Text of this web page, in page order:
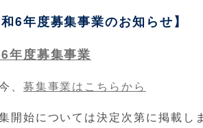
和6年度募集事業のお知らせ】
年度募集事業
、 募集事業はこちらから
開始については決定次第に掲載